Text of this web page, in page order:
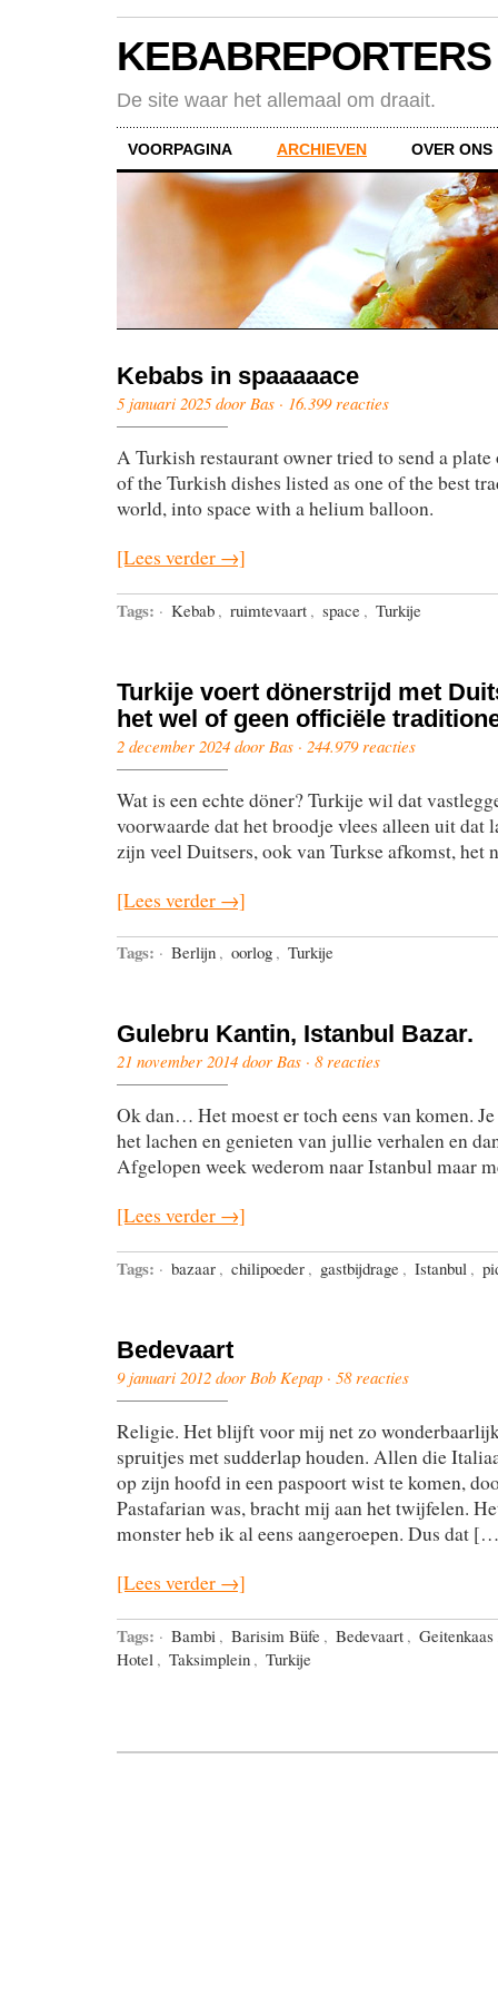
KEBABREPORTERS
De site waar het allemaal om draait.
VOORPAGINA ARCHIEVEN OVER ONS
Kebabs in spaaaaace
5 januari 2025 door Bas · 16.399 reacties
A Turkish restaurant owner tried to send a plate
of the Turkish dishes listed as one of the best
world, into space with a helium balloon.
[Lees verder →]
Tags: · Kebab , ruimtevaart , space , Turkije
Turkije voert dönerstrijd met
het wel of geen officiële
2 december 2024 door Bas · 244.979 reacties
Wat is een echte döner? Turkije wil dat
voorwaarde dat het broodje vlees alleen uit dat
zijn veel Duitsers, ook van Turkse afkomst, het
[Lees verder →]
Tags: · Berlijn , oorlog , Turkije
Gulebru Kantin, Istanbul Bazar.
21 november 2014 door Bas · 8 reacties
Ok dan… Het moest er toch eens van komen.
het lachen en genieten van jullie verhalen en
Afgelopen week wederom naar Istanbul maar
[Lees verder →]
Tags: · bazaar , chilipoeder , gastbijdrage , Istanbul ,
Bedevaart
9 januari 2012 door Bob Kepap · 58 reacties
Religie. Het blijft voor mij net zo
spruitjes met sudderlap houden. Allen die
op zijn hoofd in een paspoort wist te komen,
Pastafarian was, bracht mij aan het twijfelen.
monster heb ik al eens aangeroepen. Dus dat
[Lees verder →]
Tags: · Bambi , Barisim Büfe , Bedevaart , Geitenkaas
Hotel , Taksimplein , Turkije